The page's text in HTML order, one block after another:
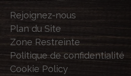
Rejoignez-nous
Plan du Site
Zone Restreinte
Politique de confidentialité
Cookie Policy